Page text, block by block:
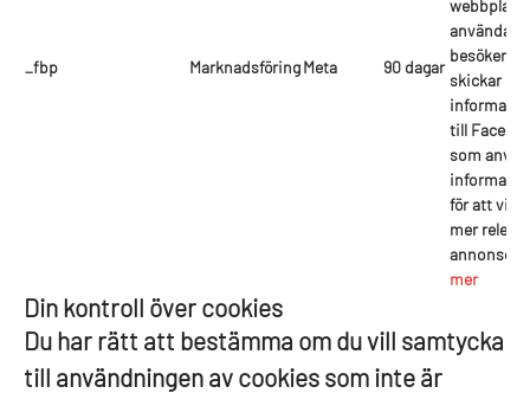
_fbp MarknadsföringMeta 90 dagar
besöker
skickar
till
som
för att visa
mer
annonser.
mer
Din kontroll över cookies
Du har rätt att bestämma om du vill samtycka
till användningen av cookies som inte är